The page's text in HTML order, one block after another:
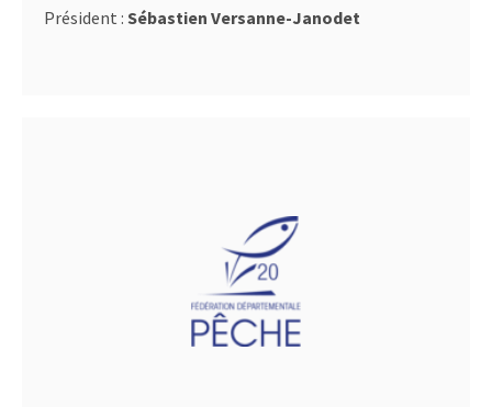
Président : Sébastien Versanne-Janodet